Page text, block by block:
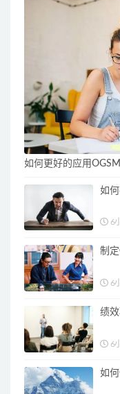
如何更好的应用OGSM
如
6
制
6
绩
6
如